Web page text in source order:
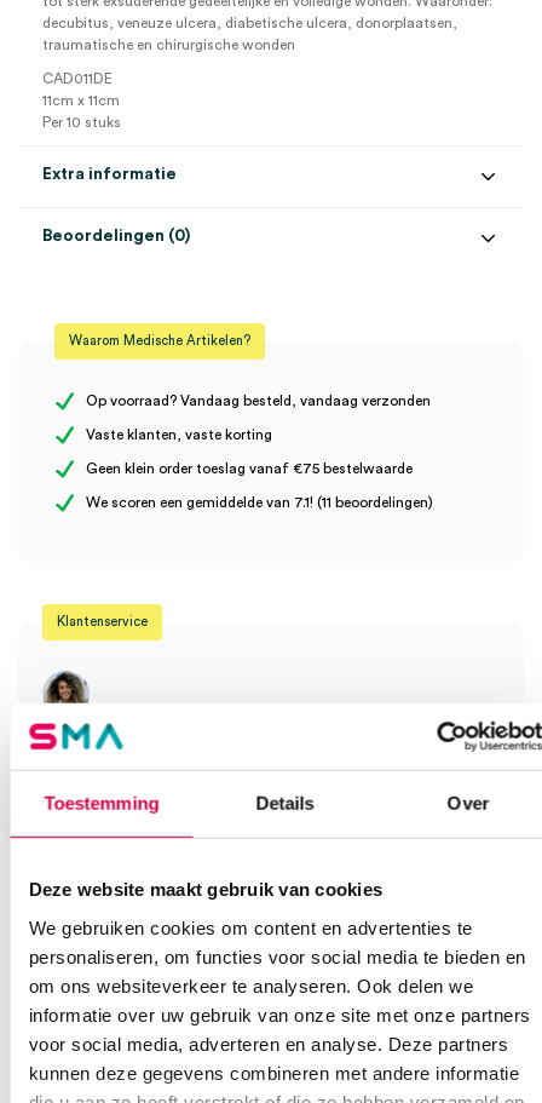
Toestemming Details Over
Deze website maakt gebruik van cookies
We gebruiken cookies om content en advertenties te
personaliseren, om functies voor social media te bieden en
om ons websiteverkeer te analyseren. Ook delen we
informatie over uw gebruik van onze site met onze partners
voor social media, adverteren en analyse. Deze partners
kunnen deze gegevens combineren met andere informatie
decubitus, veneuze ulcera, diabetische ulcera, donorplaatsen,
traumatische en chirurgische wonden
CAD011DE
11cm x 11cm
Per 10 stuks
Extra informatie
Steriel steriel
Beoordelingen (0)
Er zijn nog geen beoordelingen.
11cm, steriel (10)” te beoordelen
Waarom Medische Artikelen?
Op voorraad? Vandaag besteld, vandaag verzonden
Vaste klanten, vaste korting
Geen klein order toeslag vanaf €75 bestelwaarde
We scoren een gemiddelde van 7.1! (11 beoordelingen)
Klantenservice
Heb je een vraag?
Vind je antwoord snel en makkelijk op onze klantenservice pagina.
Onze klantenservice is bereikbaar van maandag t/m vrijdag van
Bel Anca E-mail Anca Contactformulier